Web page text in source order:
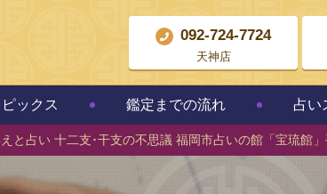
092-724-7724
天神店
ックス 鑑定までの流れ 占い
と占い 十二支･干支の不思議 福岡市占いの館「宝琉館